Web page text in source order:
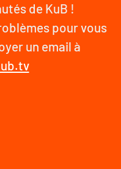
de KuB !
pour vous
un email à